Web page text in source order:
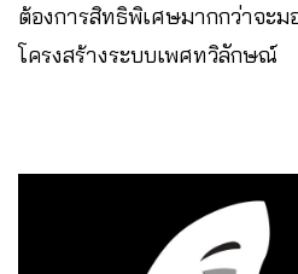
ต้องการสิทธิพิเศษมากกว่าจะม
โครงสร้างระบบเพศทวิลักษณ์